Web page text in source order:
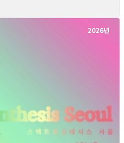
2026년